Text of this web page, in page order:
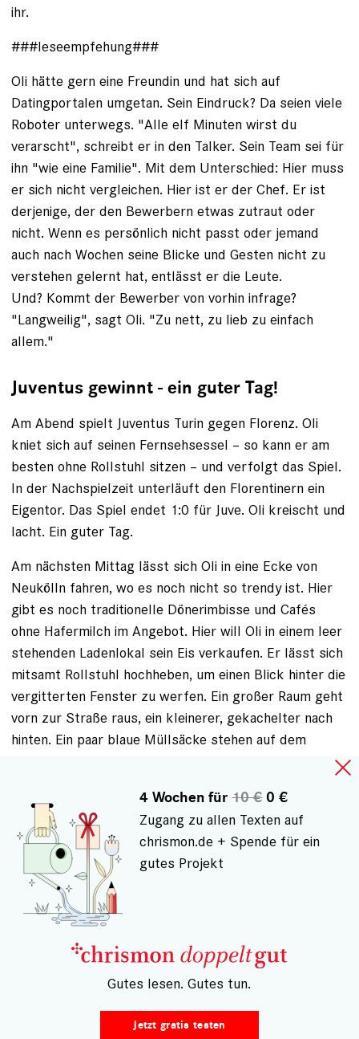
ihr.
###leseempfehung###
Oli hätte gern eine Freundin und hat sich auf
Datingportalen umgetan. Sein Eindruck? Da seien viele
Roboter unterwegs. "Alle elf Minuten wirst du
verarscht", schreibt er in den Talker. Sein Team sei für
ihn "wie eine Familie". Mit dem Unterschied: Hier muss
er sich nicht vergleichen. Hier ist er der Chef. Er ist
derjenige, der den Bewerbern etwas zutraut oder
nicht. Wenn es persönlich nicht passt oder jemand
auch nach Wochen seine Blicke und Ges­ten nicht zu
verstehen gelernt hat, entlässt er die Leute.
Und? Kommt der Bewerber von vorhin infrage?
"Langweilig", sagt Oli. "Zu nett, zu lieb zu einfach
allem."
Juventus gewinnt - ein guter Tag!
Am Abend spielt Juventus Turin gegen Florenz. Oli
kniet sich auf seinen Fernsehsessel – so kann er am
besten ­ohne Rollstuhl sitzen – und verfolgt das Spiel.
In der Nachspielzeit unterläuft den Florentinern ein
Eigentor. Das Spiel endet 1:0 für Juve. Oli kreischt und
lacht. Ein guter Tag.
Am nächsten Mittag lässt sich Oli in eine Ecke von
Neukölln fahren, wo es noch nicht so trendy ist. Hier
gibt es noch traditionelle Döner­imbisse und Cafés
ohne Hafermilch im Angebot. Hier will Oli in einem leer
stehenden Ladenlokal sein Eis verkaufen. Er lässt sich
mitsamt Rollstuhl hochheben, um einen Blick hinter die
vergitterten Fenster zu werfen. Ein großer Raum geht
vorn zur Straße raus, ein kleinerer, gekachelter nach
hinten. Ein paar blaue Müllsäcke stehen auf dem
Boden, mehr lässt sich durch die verstaubten Fenster
Es scheint, als würde der Traum in
Erfüllung gehen
Anja Thonig, die Crowdfunding-Expertin, hat eine
Foodfirma übernommen und will ­vorne im Laden
Kombucha-Getränke und fermentiertes Essen
anbieten. Hinten sollen die Eismaschinen schnurren,
das Eis soll vorn mitverkauft werden. Thonig hat den
Mietvertrag unterschrieben, Oli wird Untermieter. Das
Bezirksamt hat der Lebens­mittelproduktion
4 Wochen für10 €0 €
Zugang zu allen Texten auf
chrismon.de + Spende für ein
gutes Projekt
– Gutes lesen. Gutes tun.
Jetzt gratis testen